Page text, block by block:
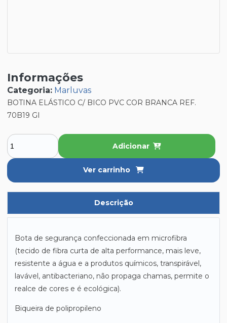
Informações
Categoria: Marluvas
BOTINA ELÁSTICO C/ BICO PVC COR BRANCA REF.
70B19 GI
Adicionar
Ver carrinho
Descrição
Bota de segurança confeccionada em microfibra
(tecido de fibra curta de alta performance, mais leve,
resistente a água e a produtos químicos, transpirável,
lavável, antibacteriano, não propaga chamas, permite o
realce de cores e é ecológica).
Biqueira de polipropileno